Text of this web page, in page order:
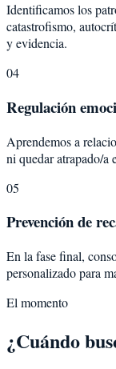
Identificamos los
catastrofismo,
y evidencia.
04
Regulación
Aprendemos a
ni quedar atrapado/a
05
Prevención de
En la fase final,
personalizado para
El momento
¿Cuándo